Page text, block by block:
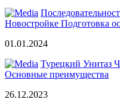
Новостройке Подготовка
01.01.2024
Турецкий Унитаз
Основные преимущества
26.12.2023